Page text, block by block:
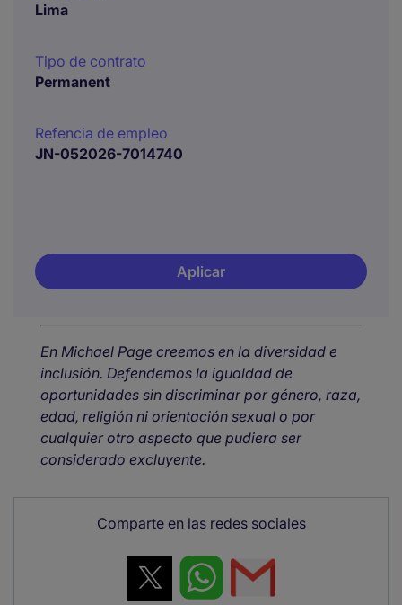
Lima
Tipo de contrato
Permanent
Refencia de empleo
JN-052026-7014740
Aplicar
En Michael Page creemos en la diversidad e
inclusión. Defendemos la igualdad de
oportunidades sin discriminar por género, raza,
edad, religión ni orientación sexual o por
cualquier otro aspecto que pudiera ser
considerado excluyente.
Comparte en las redes sociales